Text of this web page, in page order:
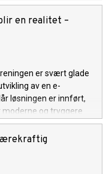
en realitet –
er svært glade
av en e-
løsningen er innført,
og tryggere
dyreeiere.